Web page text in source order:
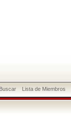
Buscar Lista de Miembros